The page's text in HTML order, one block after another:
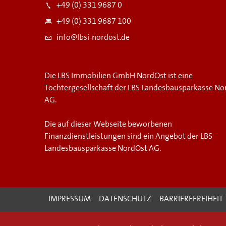
+49 (0) 331 9687 0
+49 (0) 331 9687 100
info@lbsi-nordost.de
Die LBS Immobilien GmbH NordOst ist eine
Tochtergesellschaft der LBS Landesbausparkasse
AG.
Die auf dieser Webseite beworbenen
Finanzdienstleistungen sind ein Angebot der LBS
Landesbausparkasse NordOst AG.
IMPRESSUM DATENSCHUTZ BARRIEREFREIHEIT